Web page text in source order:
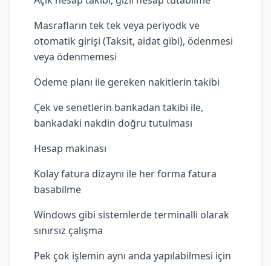
Masrafların tek tek veya periyodk ve
otomatik girişi (Taksit, aidat gibi), ödenmesi
veya ödenmemesi
Ödeme planı ile gereken nakitlerin takibi
Çek ve senetlerin bankadan takibi ile,
bankadaki nakdin doğru tutulması
Hesap makinası
Kolay fatura dizaynı ile her forma fatura
basabilme
Windows gibi sistemlerde terminalli olarak
sınırsız çalışma
Pek çok işlemin aynı anda yapılabilmesi için